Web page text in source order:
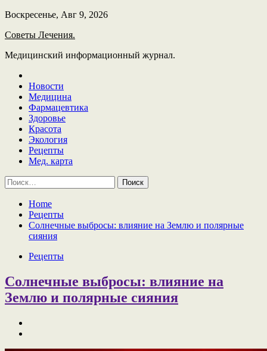
Skip
content
Воскресенье, Авг 9, 2026
Советы Лечения.
Медицинский информационный журнал.
Новости
Медицина
Фармацевтика
Здоровье
Красота
Экология
Рецепты
Мед. карта
Найти:
Home
Рецепты
Солнечные выбросы: влияние на Землю и полярные
сияния
Рецепты
Солнечные выбросы: влияние на
Землю и полярные сияния